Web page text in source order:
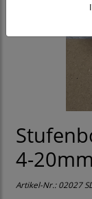
4-
Artikel-Nr.:02027